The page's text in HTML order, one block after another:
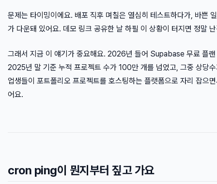
문제는 타이밍이에요. 배포 직후 며칠은 열심히 테스트하다가, 바쁜
가 다운돼 있어요. 데모 링크 공유한 날 하필 이 상황이 터지면 정말
그래서 지금 이 얘기가 중요해요. 2026년 들어 Supabase 무료 플
2025년 말 기준 누적 프로젝트 수가 100만 개를 넘었고, 그중 상당
업생들이 포트폴리오 프로젝트를 호스팅하는 플랫폼으로 자리 잡으
어요.
cron ping이 뭔지부터 짚고 가요